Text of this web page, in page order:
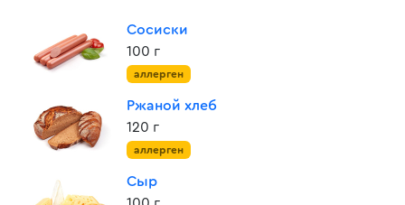
Сосиски
100 г
аллерген
Ржаной хлеб
120 г
аллерген
Сыр